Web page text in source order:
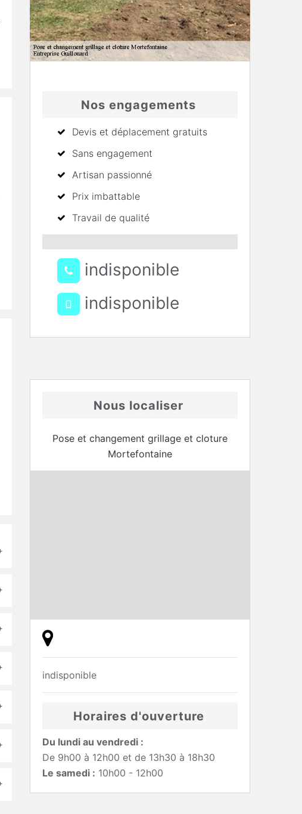
Nos engagements
Devis et déplacement gratuits
Sans engagement
Artisan passionné
Prix imbattable
Travail de qualité
indisponible
indisponible
Nous localiser
Pose et changement grillage et cloture
Mortefontaine
indisponible
Horaires d'ouverture
Du lundi au vendredi :
De 9h00 à 12h00 et de 13h30 à 18h30
Le samedi : 10h00 - 12h00